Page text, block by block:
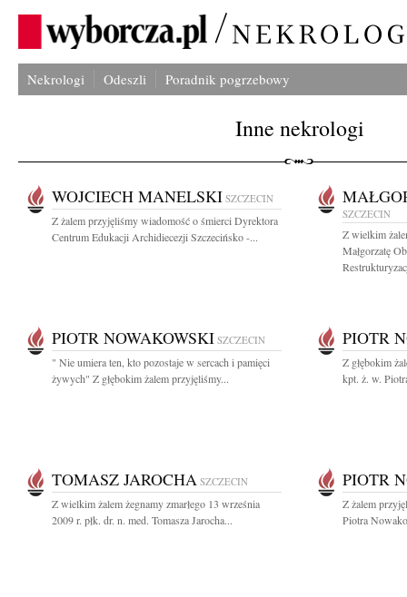
Nekrologi Odeszli Poradnik pogrzebowy
Inne nekrologi
WOJCIECH MANELSKI SZCZECIN
Z żalem przyjęliśmy wiadomość o śmierci Dyrektora
Centrum Edukacji Archidiecezji Szczecińsko -...
SZCZECIN
Z wielkim
Małgorzatę
PIOTR NOWAKOWSKI SZCZECIN
" Nie umiera ten, kto pozostaje w sercach i pamięci
żywych" Z głębokim żalem przyjęliśmy...
PIOTR
Z głębokim
kpt. ż. w.
TOMASZ JAROCHA SZCZECIN
Z wielkim żalem żegnamy zmarłego 13 września
2009 r. płk. dr. n. med. Tomasza Jarocha...
PIOTR
Z żalem
Piotra